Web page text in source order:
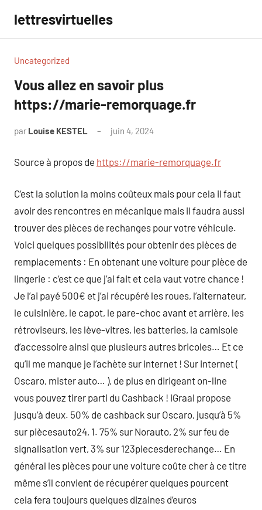
contenu
lettresvirtuelles
Uncategorized
Vous allez en savoir plus
https://marie-remorquage.fr
par Louise KESTEL juin 4, 2024
Source à propos de https://marie-remorquage.fr
C’est la solution la moins coûteux mais pour cela il faut
avoir des rencontres en mécanique mais il faudra aussi
trouver des pièces de rechanges pour votre véhicule.
Voici quelques possibilités pour obtenir des pièces de
remplacements : En obtenant une voiture pour pièce de
lingerie : c’est ce que j’ai fait et cela vaut votre chance !
Je l’ai payé 500€ et j’ai récupéré les roues, l’alternateur,
le cuisinière, le capot, le pare-choc avant et arrière, les
rétroviseurs, les lève-vitres, les batteries, la camisole
d’accessoire ainsi que plusieurs autres bricoles… Et ce
qu’il me manque je l’achète sur internet ! Sur internet (
Oscaro, mister auto… ), de plus en dirigeant on-line
vous pouvez tirer parti du Cashback ! iGraal propose
jusqu’à deux. 50% de cashback sur Oscaro, jusqu’à 5%
sur piècesauto24, 1. 75% sur Norauto, 2% sur feu de
signalisation vert, 3% sur 123piecesderechange… En
général les pièces pour une voiture coûte cher à ce titre
même s’il convient de récupérer quelques pourcent
cela fera toujours quelques dizaines d’euros